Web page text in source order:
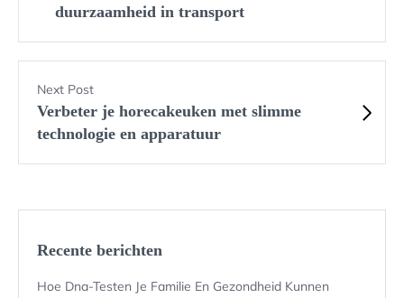
duurzaamheid in transport
Next Post
Verbeter je horecakeuken met slimme
technologie en apparatuur
Recente berichten
Hoe Dna-Testen Je Familie En Gezondheid Kunnen